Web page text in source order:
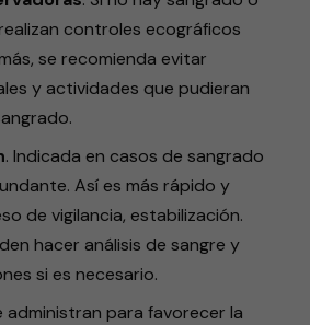
controles ecográficos
se recomienda evitar
y actividades que pudieran
. Indicada en casos de sangrado
Así es más rápido y
de vigilancia, estabilización.
hacer análisis de sangre y
si es necesario.
administran para favorecer la